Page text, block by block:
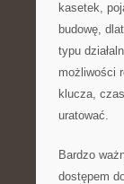
kasetek,
budowę,
typu
możliwości
klucza,
uratować.
Bardzo
dostępem